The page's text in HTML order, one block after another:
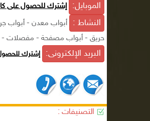
الموبايل: إشترك للحصول على
النشاط :
أبواب معدن - أبواب
حريق - أبواب مصفحة - مفصلات
البريد الإلكترونى: إشترك
التصنيفات :